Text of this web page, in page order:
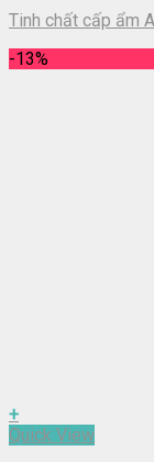
Tinh chất cấp ẩm
-13%
+
Quick View